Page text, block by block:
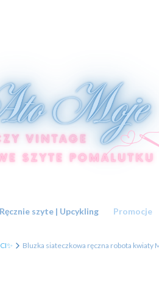
Ręcznie szyte | Upcykling Promocje
Bluzka siateczkowa ręczna robota kwiaty